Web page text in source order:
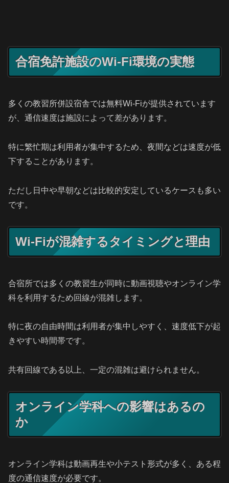
合宿免許施設のWi-Fi環境の実態
多くの教習所併設宿舎では無料Wi-Fiが提供されています
が、通信速度は施設によって差があります。
特に繁忙期は利用者が集中するため、夜間などは速度が低
下することがあります。
ただし日中や早朝などは比較的安定しているケースも多い
です。
Wi-Fiが混雑するタイミングと理由
合宿所では多くの教習生が同時に動画視聴やオンライン学
科を利用するため回線が混雑します。
特に夜の自由時間は利用者が集中しやすく、速度低下が起
きやすい時間帯です。
共有回線である以上、一定の混雑は避けられません。
オンライン学科への影響はあるの
か
オンライン学科は動画再生や小テスト形式が多く、ある程
度の通信速度が必要です。